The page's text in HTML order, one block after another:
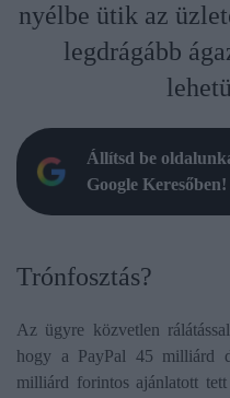
nyélbe ütik az
legdrágább
Állítsd be
Google Keresőben!
Trónfosztás?
Az ügyre közvetlen
hogy a PayPal 45 milliárd
milliárd forintos ajánlatott